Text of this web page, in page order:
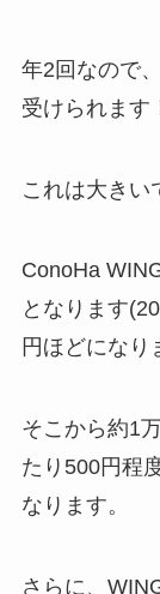
年2回なので
受けられます
これは大きい
ConoHa
となります
円ほどになり
そこから約1
たり500円程
なります。
さらに、